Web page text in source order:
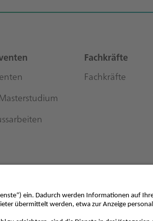
Fachkräfte
Fachkräfte